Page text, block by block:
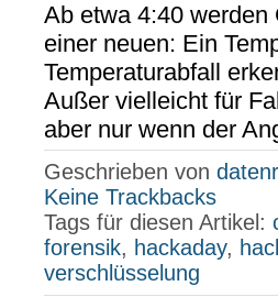
Ab etwa 4:40
einer neuen: Ein
Temperaturabfall
Außer vielleicht für
aber nur wenn der
Geschrieben von
Keine Trackbacks
Tags für diesen Artikel:
forensik, hackaday,
verschlüsselung